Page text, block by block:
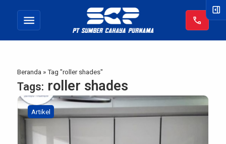
menu call
Beranda »Tag "roller shades"
Tags: roller shades
Artikel
right_panel_open